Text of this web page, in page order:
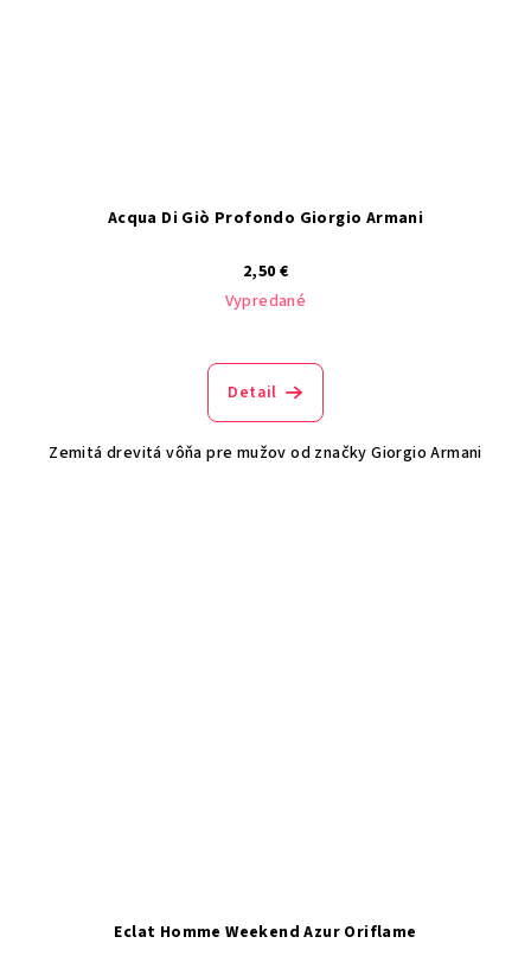
Acqua Di Giò Profondo Giorgio Armani
2,50 €
Vypredané
Detail
Zemitá drevitá vôňa pre mužov od značky Giorgio Armani
Eclat Homme Weekend Azur Oriflame